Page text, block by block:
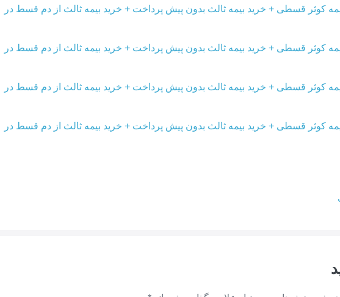
کوثر قسطی + خرید بیمه ثالث بدون پیش پرداخت + خرید بیمه ثالث از دم قسط در
کوثر قسطی + خرید بیمه ثالث بدون پیش پرداخت + خرید بیمه ثالث از دم قسط در
کوثر قسطی + خرید بیمه ثالث بدون پیش پرداخت + خرید بیمه ثالث از دم قسط در
کوثر قسطی + خرید بیمه ثالث بدون پیش پرداخت + خرید بیمه ثالث از دم قسط در